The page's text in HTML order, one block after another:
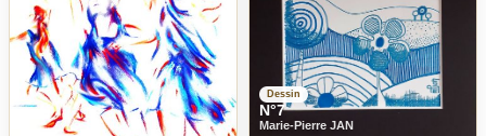
Dessin
N°7
Marie-Pierre JAN